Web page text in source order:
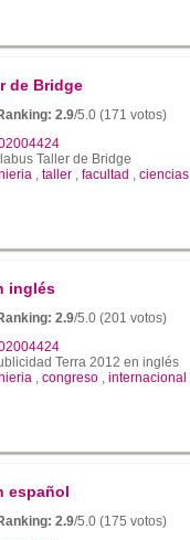
de Bridge
2.9/5.0 (171 votos)
Taller de Bridge
, taller , facultad , ciencias
inglés
2.9/5.0 (201 votos)
Terra 2012 en inglés
, congreso , internacional
español
2.9/5.0 (175 votos)